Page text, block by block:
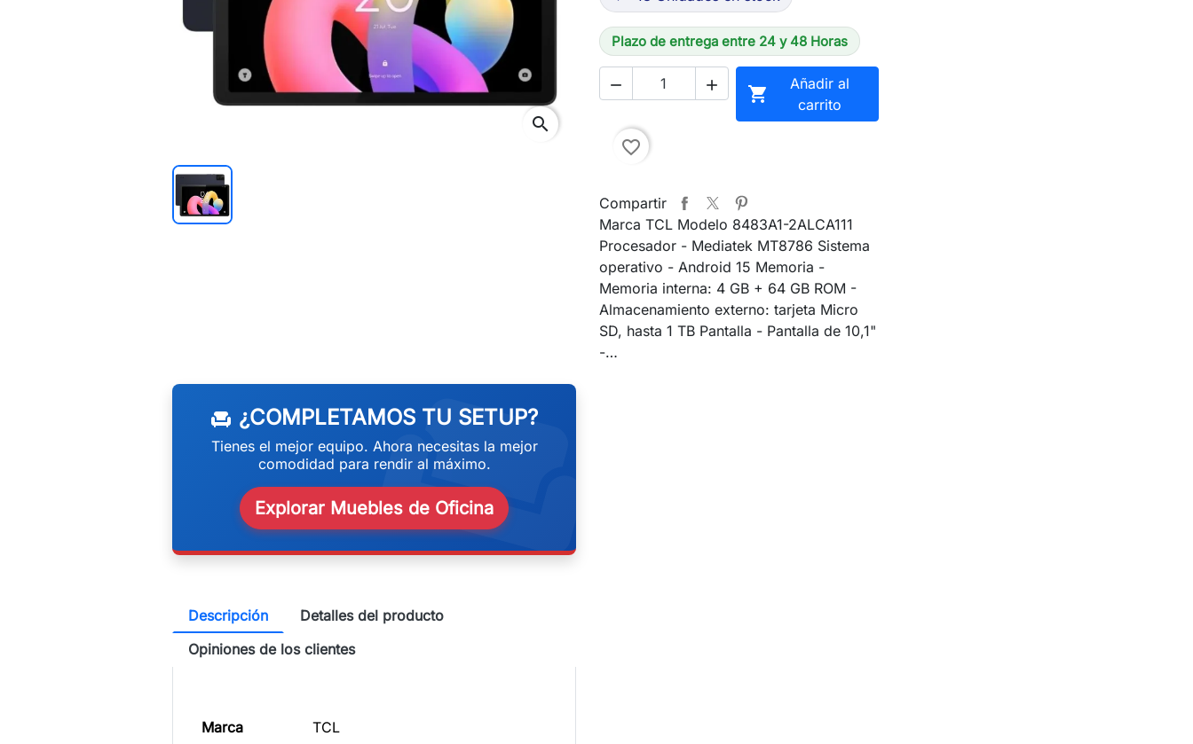
search
Plazo de entrega entre 24 y 48 Horas
  
Añadir al
carrito
favorite_border
Compartir
Marca TCL Modelo 8483A1-2ALCA111
Procesador - Mediatek MT8786 Sistema
operativo - Android 15 Memoria -
Memoria interna: 4 GB + 64 GB ROM -
Almacenamiento externo: tarjeta Micro
SD, hasta 1 TB Pantalla - Pantalla de 10,1"
-…
weekend
chair ¿COMPLETAMOS TU SETUP?
Tienes el mejor equipo. Ahora necesitas la mejor
comodidad para rendir al máximo.
Explorar Muebles de Oficina
Descripción
Detalles del producto
Opiniones de los clientes
Marca TCL